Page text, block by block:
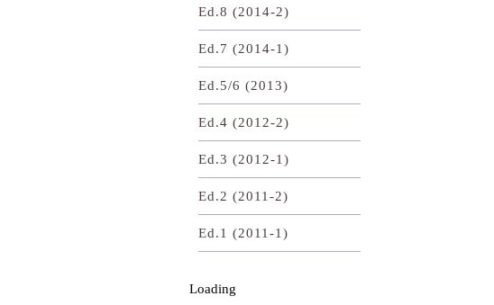
Ed.8 (2014-2)
Ed.7 (2014-1)
Ed.5/6 (2013)
Ed.4 (2012-2)
Ed.3 (2012-1)
Ed.2 (2011-2)
Ed.1 (2011-1)
Loading